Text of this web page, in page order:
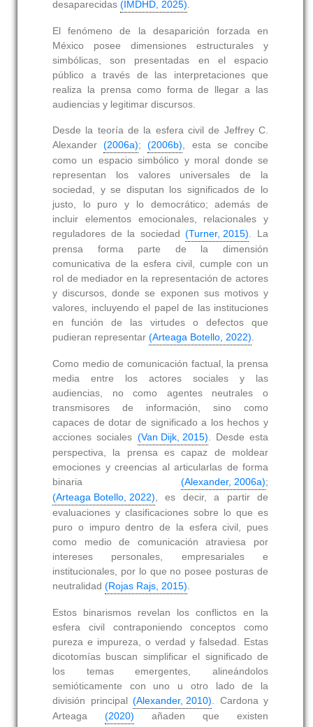
desaparecidas (IMDHD, 2025)
El fenómeno de la desaparición forzada en
México posee dimensiones estructurales y
simbólicas, son presentadas en el espacio
público a través de las interpretaciones que
realiza la prensa como forma de llegar a las
audiencias y legitimar discursos.
Desde la teoría de la esfera civil de Jeffrey C.
Alexander(2006a);(2006b) , esta se concibe
como un espacio simbólico y moral donde se
representan los valores universales de la
sociedad, y se disputan los significados de lo
justo, lo puro y lo democrático; además de
incluir elementos emocionales, relacionales y
reguladores de la sociedad(Turner, 2015) . La
prensa forma parte de la dimensión
comunicativa de la esfera civil, cumple con un
rol de mediador en la representación de actores
y discursos, donde se exponen sus motivos y
valores, incluyendo el papel de las instituciones
en función de las virtudes o defectos que
pudieran representar (Arteaga Botello, 2022)
Como medio de comunicación factual, la prensa
media entre los actores sociales y las
audiencias, no como agentes neutrales o
transmisores de información, sino como
capaces de dotar de significado a los hechos y
acciones sociales (Van Dijk, 2015) . Desde esta
perspectiva, la prensa es capaz de moldear
emociones y creencias al articularlas de forma
binaria(Alexander, 2006a);
(Arteaga Botello, 2022) , es decir, a partir de
evaluaciones y clasificaciones sobre lo que es
puro o impuro dentro de la esfera civil, pues
como medio de comunicación atraviesa por
intereses personales, empresariales e
institucionales, por lo que no posee posturas de
neutralidad (Rojas Rajs, 2015)
Estos binarismos revelan los conflictos en la
esfera civil contraponiendo conceptos como
pureza e impureza, o verdad y falsedad. Estas
dicotomías buscan simplificar el significado de
los temas emergentes, alineándolos
semióticamente con uno u otro lado de la
división principal(Alexander, 2010) . Cardona y
Arteaga(2020) añaden que existen